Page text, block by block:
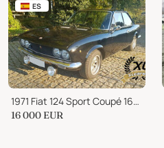
ES
1971 Fiat 124 Sport Coupé 1600
16 000 EUR